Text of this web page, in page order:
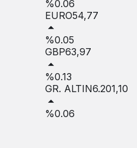
%0.06
EURO54,77
%0.05
GBP63,97
%0.13
GR. ALTIN6.201,10
%0.06